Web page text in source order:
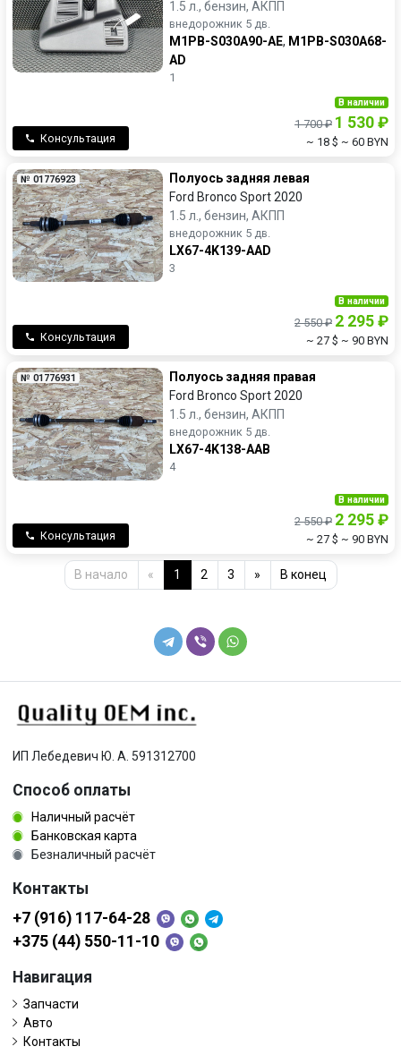
1.5 л., бензин, АКПП
внедорожник 5 дв.
M1PB-S030A90-AE, M1PB-S030A68-
AD
1
Консультация
В наличии
1 700 ₽ 1 530 ₽
~ 18 $ ~ 60 BYN
№ 01776923
Полуось задняя левая
Ford Bronco Sport 2020
1.5 л., бензин, АКПП
внедорожник 5 дв.
LX67-4K139-AAD
3
Консультация
В наличии
2 550 ₽ 2 295 ₽
~ 27 $ ~ 90 BYN
№ 01776931
Полуось задняя правая
Ford Bronco Sport 2020
1.5 л., бензин, АКПП
внедорожник 5 дв.
LX67-4K138-AAB
4
Консультация
В наличии
2 550 ₽ 2 295 ₽
~ 27 $ ~ 90 BYN
В начало « 1 2 3 » В конец
ИП Лебедевич Ю. А. 591312700
Способ оплаты
Наличный расчёт
Банковская карта
Безналичный расчёт
Контакты
+7 (916) 117-64-28
+375 (44) 550-11-10
Навигация
Запчасти
Авто
Контакты